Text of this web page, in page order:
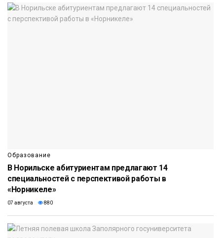
Образование
В Норильске абитуриентам предлагают 14
специальностей с перспективой работы в
«Норникеле»
07 августа 880